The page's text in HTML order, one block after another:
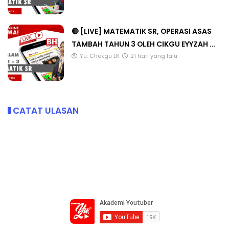
🔴 [LIVE] MATEMATIK SR, OPERASI ASAS
TAMBAH TAHUN 3 OLEH CIKGU EYYZAH ...
Yu. Chekgu LK 21 hari yang lalu
CATAT ULASAN